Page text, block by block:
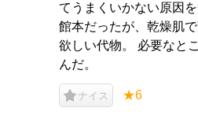
てうまくいかない原因
館本だったが、乾燥肌
欲しい代物。 必要なと
んだ。
ナイス ★6